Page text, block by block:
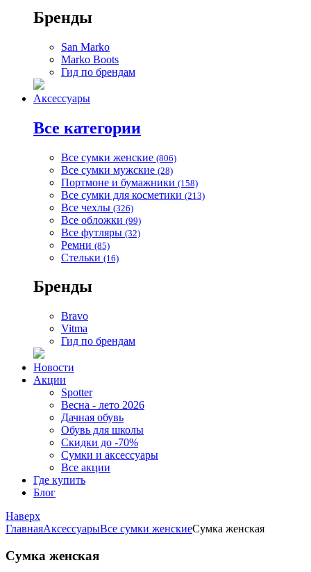
Бренды
San Marko
Marko Boots
Гид по брендам
Аксессуары
Все категории
Все сумки женские (806)
Все сумки мужские (28)
Портмоне и бумажники (158)
Все сумки для косметики (213)
Все чехлы (326)
Все обложки (99)
Все футляры (32)
Ремни (85)
Стельки (16)
Бренды
Bravo
Vitma
Гид по брендам
Новости
Акции
Spotter
Весна - лето 2026
Дачная обувь
Обувь для школы
Скидки до -70%
Сумки и аксессуары
Все акции
Где купить
Блог
Наверх
ГлавнаяАксессуарыВсе сумки женскиеСумка женская
Сумка женская